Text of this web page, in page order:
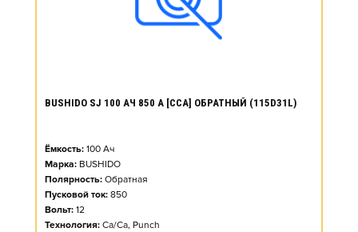
BUSHIDO SJ 100 АЧ 850 А [CCA] ОБРАТНЫЙ (115D31L)
Ёмкость: 100 Ач
Марка: BUSHIDO
Полярность: Обратная
Пусковой ток: 850
Вольт: 12
Технология: Ca/Ca, Punch